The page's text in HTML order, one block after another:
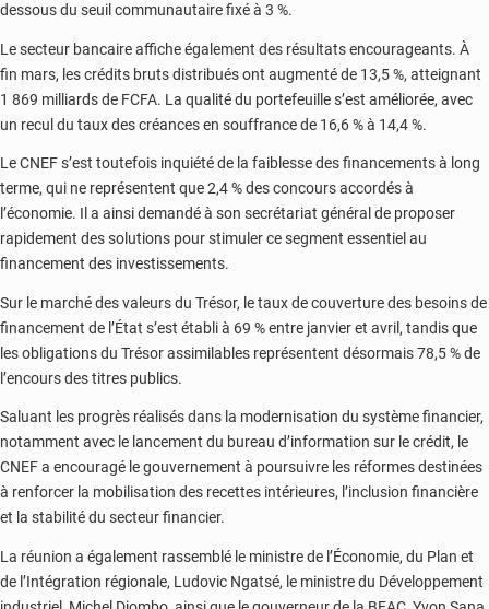
dessous du seuil communautaire fixé à 3 %.
Le secteur bancaire affiche également des résultats encourageants. À
fin mars, les crédits bruts distribués ont augmenté de 13,5 %, atteignant
1 869 milliards de FCFA. La qualité du portefeuille s’est améliorée, avec
un recul du taux des créances en souffrance de 16,6 % à 14,4 %.
Le CNEF s’est toutefois inquiété de la faiblesse des financements à long
terme, qui ne représentent que 2,4 % des concours accordés à
l’économie. Il a ainsi demandé à son secrétariat général de proposer
rapidement des solutions pour stimuler ce segment essentiel au
financement des investissements.
Sur le marché des valeurs du Trésor, le taux de couverture des besoins de
financement de l’État s’est établi à 69 % entre janvier et avril, tandis que
les obligations du Trésor assimilables représentent désormais 78,5 % de
l’encours des titres publics.
Saluant les progrès réalisés dans la modernisation du système financier,
notamment avec le lancement du bureau d’information sur le crédit, le
CNEF a encouragé le gouvernement à poursuivre les réformes destinées
à renforcer la mobilisation des recettes intérieures, l’inclusion financière
et la stabilité du secteur financier.
La réunion a également rassemblé le ministre de l’Économie, du Plan et
de l’Intégration régionale, Ludovic Ngatsé, le ministre du Développement